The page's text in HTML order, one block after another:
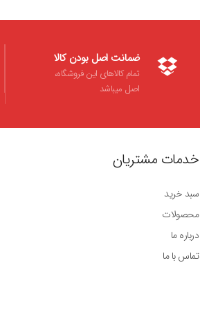
ضمانت اصل بودن کالا
تمام کالاهای این فروشگاه،
اصل میباشد
خدمات مشتریان
سبد خرید
محصولات
درباره ما
تماس با ما